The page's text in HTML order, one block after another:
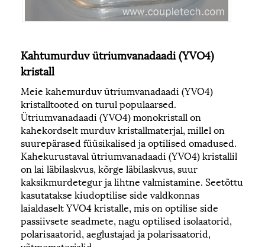
Kahtumurduv ütriumvanadaadi (YVO4)
kristall
Meie kahemurduv ütriumvanadaadi (YVO4)
kristalltooted on turul populaarsed.
Ütriumvanadaadi (YVO4) monokristall on
kahekordselt murduv kristallmaterjal, millel on
suurepärased füüsikalised ja optilised omadused.
Kahekurustaval ütriumvanadaadi (YVO4) kristallil
on lai läbilaskvus, kõrge läbilaskvus, suur
kaksikmurdetegur ja lihtne valmistamine. Seetõttu
kasutatakse kiudoptilise side valdkonnas
laialdaselt YVO4 kristalle, mis on optilise side
passiivsete seadmete, nagu optilised isolaatorid,
polarisaatorid, aeglustajad ja polarisaatorid,